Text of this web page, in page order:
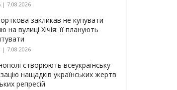
| 7.08.2026
закликав не купувати
на вулиці Хічія: її планують
| 7.08.2026
створюють всеукраїнську
нащадків українських жертв
репресій